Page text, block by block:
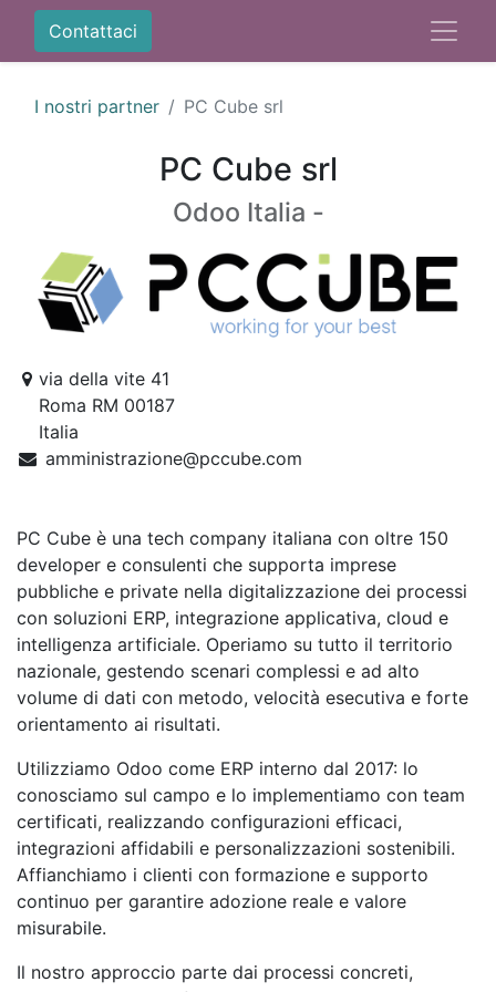
Contattaci
I nostri partner PC Cube srl
PC Cube srl
Odoo Italia -
via della vite 41
Roma RM 00187
Italia
amministrazione@pccube.com
PC Cube è una tech company italiana con oltre 150
developer e consulenti che supporta imprese
pubbliche e private nella digitalizzazione dei processi
con soluzioni ERP, integrazione applicativa, cloud e
intelligenza artificiale. Operiamo su tutto il territorio
nazionale, gestendo scenari complessi e ad alto
volume di dati con metodo, velocità esecutiva e forte
orientamento ai risultati.
Utilizziamo Odoo come ERP interno dal 2017: lo
conosciamo sul campo e lo implementiamo con team
certificati, realizzando configurazioni efficaci,
integrazioni affidabili e personalizzazioni sostenibili.
Affianchiamo i clienti con formazione e supporto
continuo per garantire adozione reale e valore
misurabile.
Il nostro approccio parte dai processi concreti,